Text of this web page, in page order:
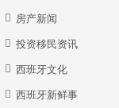
房产新闻
投资移民资讯
西班牙文化
西班牙新鲜事